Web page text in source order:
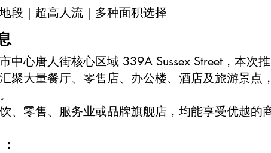
段｜超高人流｜多种面积选择
中心唐人街核心区域 339A Sussex Street，本次
聚大量餐厅、零售店、办公楼、酒店及旅游景
、零售、服务业或品牌旗舰店，均能享受优越的